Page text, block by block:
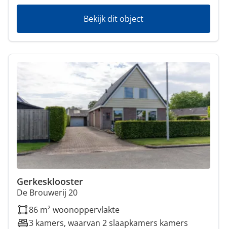
Bekijk dit object
Gerkesklooster
De Brouwerij 20
86 m² woonoppervlakte
3 kamers, waarvan 2 slaapkamers kamers